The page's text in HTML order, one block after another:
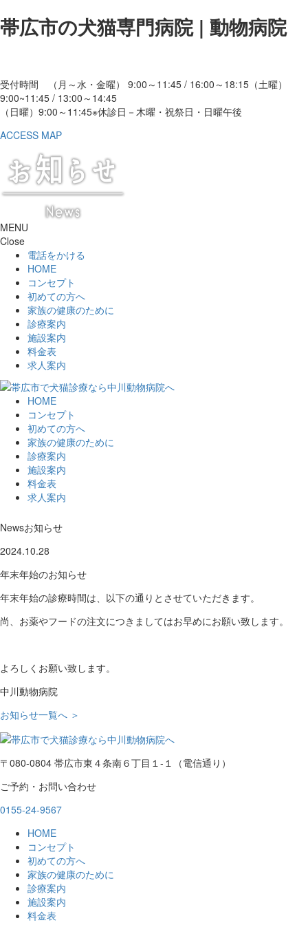
帯広市の犬猫専門病院 | 動物病院
受付時間 （月～水・金曜） 9:00～11:45 / 16:00～18:15 （土曜）
9:00~11:45 / 13:00～14:45
（日曜）9:00～11:45※休診日－木曜・祝祭日・日曜午後
ACCESS MAP
MENU
Close
電話をかける
HOME
コンセプト
初めての方へ
家族の健康のために
診療案内
施設案内
料金表
求人案内
HOME
コンセプト
初めての方へ
家族の健康のために
診療案内
施設案内
料金表
求人案内
Newsお知らせ
2024.10.28
年末年始のお知らせ
年末年始の診療時間は、以下の通りとさせていただきます。
尚、お薬やフードの注文につきましてはお早めにお願い致します。
よろしくお願い致します。
中川動物病院
お知らせ一覧へ ＞
〒080-0804 帯広市東４条南６丁目１-１（電信通り）
ご予約・お問い合わせ
0155-24-9567
HOME
コンセプト
初めての方へ
家族の健康のために
診療案内
施設案内
料金表